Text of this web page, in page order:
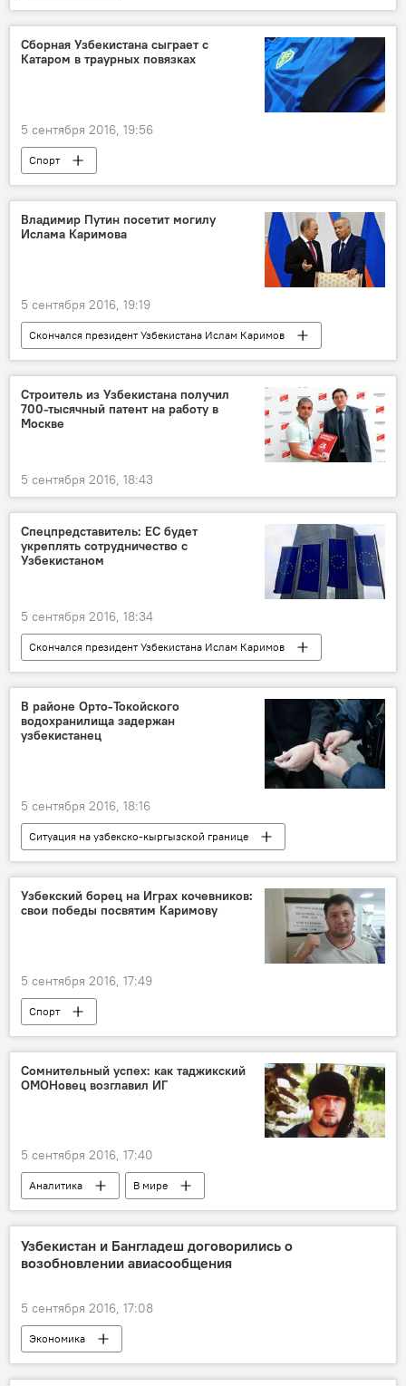
Скончался президент Узбекистана Ислам Каримов
Политика
Сборная Узбекистана сыграет с
Катаром в траурных повязках
5 сентября 2016, 19:56
Спорт
Владимир Путин посетит могилу
Ислама Каримова
5 сентября 2016, 19:19
Скончался президент Узбекистана Ислам Каримов
Политика
Строитель из Узбекистана получил
700-тысячный патент на работу в
Москве
5 сентября 2016, 18:43
Спецпредставитель: ЕС будет
укреплять сотрудничество с
Узбекистаном
5 сентября 2016, 18:34
Скончался президент Узбекистана Ислам Каримов
Политика
В районе Орто-Токойского
водохранилища задержан
узбекистанец
5 сентября 2016, 18:16
Ситуация на узбекско-кыргызской границе
Политика
Узбекский борец на Играх кочевников:
свои победы посвятим Каримову
5 сентября 2016, 17:49
Спорт
Сомнительный успех: как таджикский
ОМОНовец возглавил ИГ
5 сентября 2016, 17:40
Аналитика В мире
Узбекистан и Бангладеш договорились о
возобновлении авиасообщения
5 сентября 2016, 17:08
Экономика